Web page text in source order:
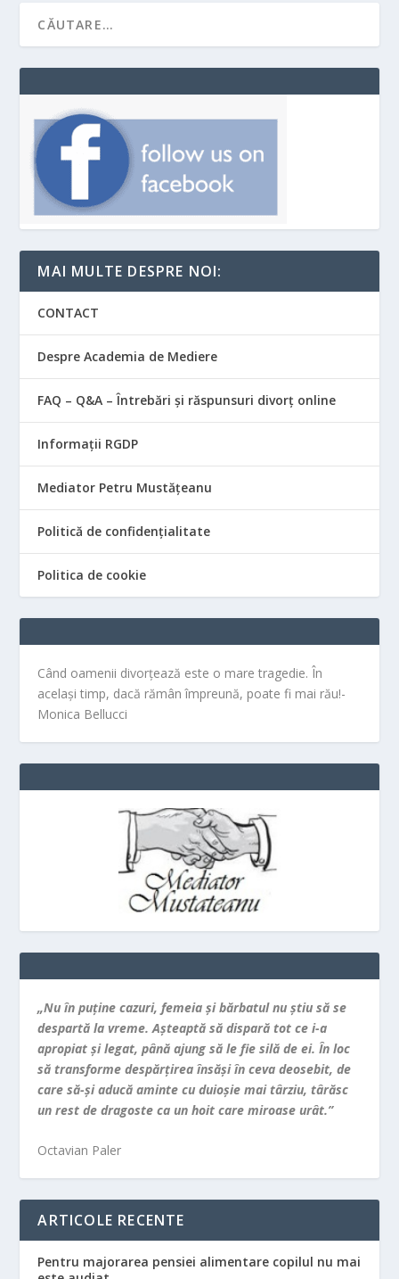
MAI MULTE DESPRE NOI:
CONTACT
Despre Academia de Mediere
FAQ – Q&A – Întrebări și răspunsuri divorț online
Informații RGDP
Mediator Petru Mustățeanu
Politică de confidențialitate
Politica de cookie
Când oamenii divorțează este o mare tragedie. În
același timp, dacă rămân împreună, poate fi mai rău!-
Monica Bellucci
„Nu în puţine cazuri, femeia şi bărbatul nu ştiu să se
despartă la vreme. Aşteaptă să dispară tot ce i-a
apropiat şi legat, până ajung să le fie silă de ei. În loc
să transforme despărţirea însăşi în ceva deosebit, de
care să-şi aducă aminte cu duioşie mai târziu, târăsc
un rest de dragoste ca un hoit care miroase urât.”
Octavian Paler
ARTICOLE RECENTE
Pentru majorarea pensiei alimentare copilul nu mai